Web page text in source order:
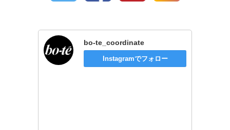
bo-te_coordinate
Instagramでフォロー